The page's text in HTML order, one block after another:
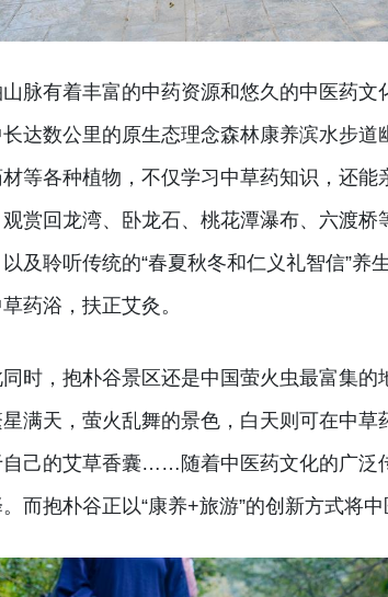
脉有着丰富的中药资源和悠久的中医药
长达数公里的原生态理念森林康养滨水步
材等各种植物，不仅学习中草药知识，还
赏回龙湾、卧龙石、桃花潭瀑布、六渡
及聆听传统的“春夏秋冬和仁义礼智信”养
药浴，扶正艾灸。
时，抱朴谷景区还是中国萤火虫最富集
星满天，萤火乱舞的景色，白天则可在中
自己的艾草香囊……随着中医药文化的广泛
而抱朴谷正以“康养+旅游”的创新方式将